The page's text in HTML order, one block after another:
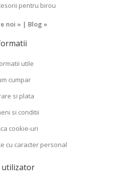
pentru birou
noi » | Blog »
utile
cumpar
si plata
si conditii
cookie-uri
cu caracter personal
utilizator